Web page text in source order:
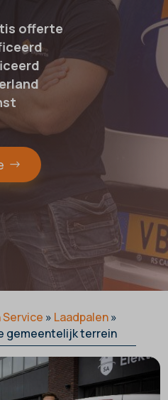
offerte
» Laadpalen»
gemeentelijk terrein